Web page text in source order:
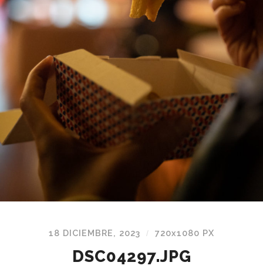
18 DICIEMBRE, 2023 / 720x1080 PX
DSC04297.JPG